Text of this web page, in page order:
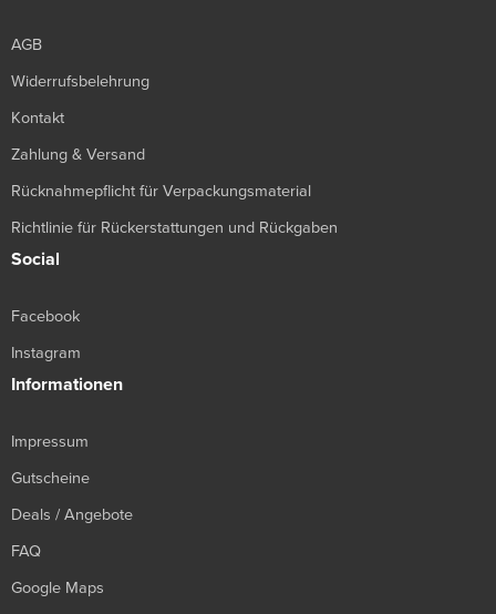
AGB
Widerrufsbelehrung
Kontakt
Zahlung & Versand
Rücknahmepflicht für Verpackungsmaterial
Richtlinie für Rückerstattungen und Rückgaben
Social
Facebook
Instagram
Informationen
Impressum
Gutscheine
Deals / Angebote
FAQ
Google Maps